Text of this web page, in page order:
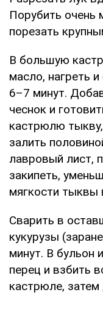
Порубить очень
порезать
В большую
масло, нагреть
6–7 минут.
чеснок и
кастрюлю
залить
лавровый лист,
закипеть,
мягкости тыквы
Сварить в
кукурузы
минут. В бульон
перец и взбить
кастрюле, затем